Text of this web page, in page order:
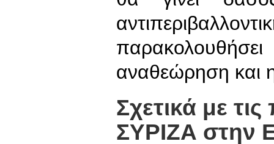
αναθεώρηση και
Σχετικά με
ΣΥΡΙΖΑ στην